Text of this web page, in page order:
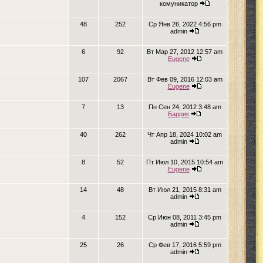
комуникатор
48 252
Ср Янв 26, 2022 4:56 pm
admin
6 92
Вт Мар 27, 2012 12:57 am
Eugene
107 2067
Вт Фев 09, 2016 12:03 am
Eugene
7 13
Пн Сен 24, 2012 3:48 am
Баррик
40 262
Чт Апр 18, 2024 10:02 am
admin
8 52
Пт Июл 10, 2015 10:54 am
Eugene
14 48
Вт Июл 21, 2015 8:31 am
admin
4 152
Ср Июн 08, 2011 3:45 pm
admin
25 26
Ср Фев 17, 2016 5:59 pm
admin